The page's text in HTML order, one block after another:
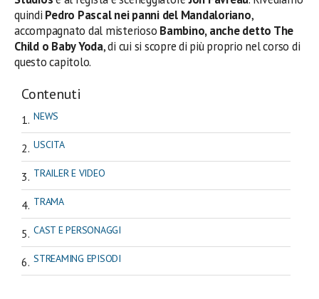
quindi Pedro Pascal nei panni del Mandaloriano,
accompagnato dal misterioso Bambino, anche detto The
Child o Baby Yoda, di cui si scopre di più proprio nel corso di
questo capitolo.
Contenuti
NEWS
USCITA
TRAILER E VIDEO
TRAMA
CAST E PERSONAGGI
STREAMING EPISODI